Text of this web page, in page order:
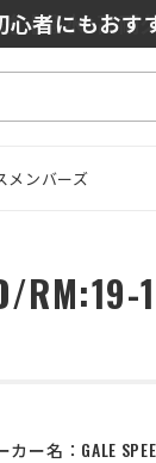
心者にもおす
メンバーズ
カー名： GALE